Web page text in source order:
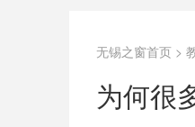
无锡之窗首页 >
为何很